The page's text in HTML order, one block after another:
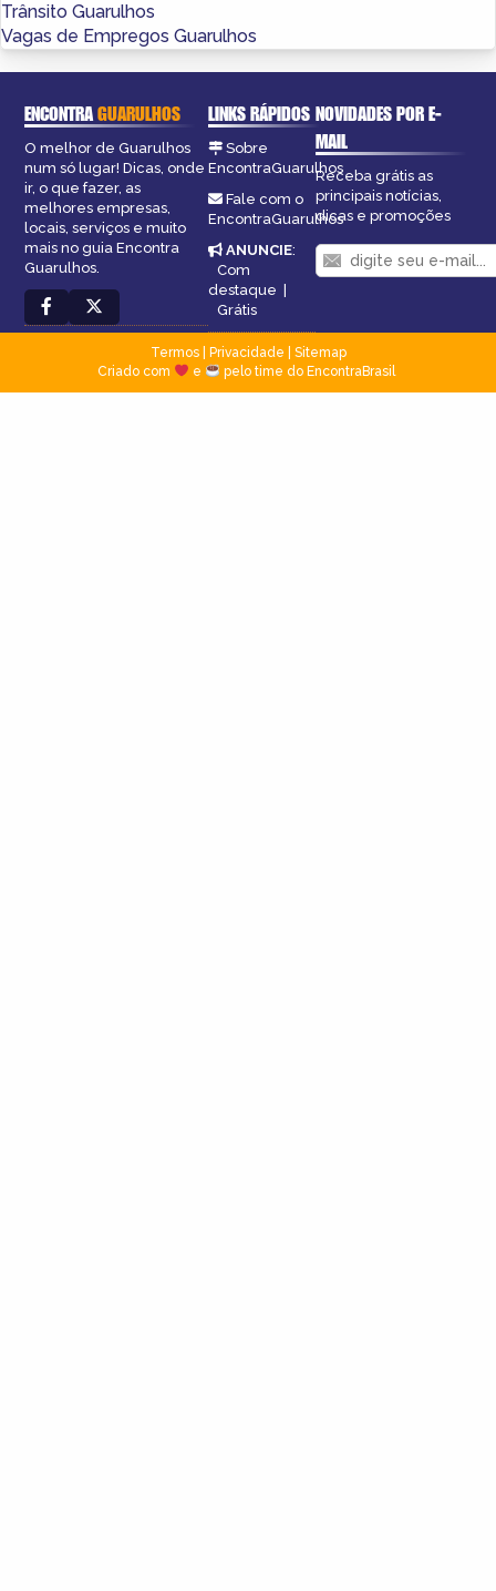
Trânsito Guarulhos
Vagas de Empregos Guarulhos
ENCONTRAGUARULHOS
O melhor de Guarulhos
num só lugar! Dicas, onde
ir, o que fazer, as
melhores empresas,
locais, serviços e muito
mais no guia Encontra
Guarulhos.
LINKS RÁPIDOS
Sobre
EncontraGuarulhos
Fale com o
EncontraGuarulhos
ANUNCIE:
Com
destaque
Grátis
NOVIDADES POR E-
MAIL
Receba grátis as
principais notícias,
dicas e promoções
Termos| Privacidade
Sitemap
Criado com
e pelo time do EncontraBrasil